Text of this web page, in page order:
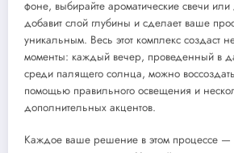
фоне, выбирайте ароматические свечи
добавит слой глубины и сделает ваше
уникальным. Весь этот комплекс создаст
моменты: каждый вечер, проведенный в
среди палящего солнца, можно
помощью правильного освещения и
дополнительных акцентов.
Каждое ваше решение в этом процессе —